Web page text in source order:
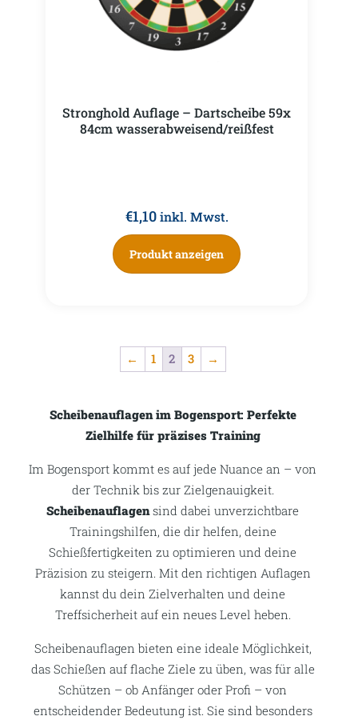
Stronghold Auflage – Dartscheibe 59x
84cm wasserabweisend/reißfest
€1,10 inkl. Mwst.
Produkt anzeigen
← 1 2 3 →
Scheibenauflagen im Bogensport: Perfekte
Zielhilfe für präzises Training
Im Bogensport kommt es auf jede Nuance an – von
der Technik bis zur Zielgenauigkeit.
Scheibenauflagensind dabei unverzichtbare
Trainingshilfen, die dir helfen, deine
Schießfertigkeiten zu optimieren und deine
Präzision zu steigern. Mit den richtigen Auflagen
kannst du dein Zielverhalten und deine
Treffsicherheit auf ein neues Level heben.
Scheibenauflagen bieten eine ideale Möglichkeit,
das Schießen auf flache Ziele zu üben, was für alle
Schützen – ob Anfänger oder Profi – von
entscheidender Bedeutung ist. Sie sind besonders